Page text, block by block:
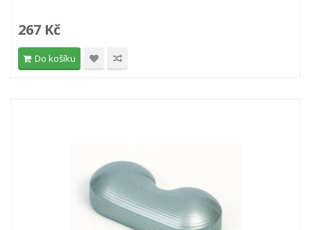
267 Kč
Do košíku